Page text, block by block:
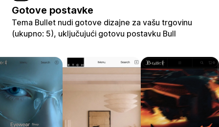
Gotove postavke
Tema Bullet nudi gotove dizajne za vašu trgovinu
(ukupno: 5), uključujući gotovu postavku Bull